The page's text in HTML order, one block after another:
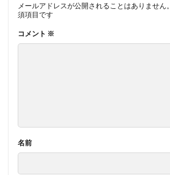
メールアドレスが公開されることはありません。
須項目です
コメント ※
名前